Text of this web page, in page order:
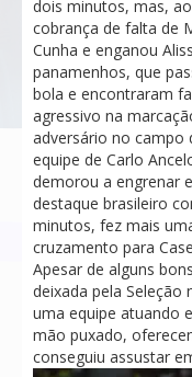
dois minutos, mas,
cobrança de falta de
Cunha e enganou
panamenhos, que
bola e encontraram
agressivo na
adversário no campo
equipe de Carlo
demorou a engrenar
destaque brasileiro
minutos, fez mais
cruzamento para
Apesar de alguns
deixada pela
uma equipe atuando
mão puxado,
conseguiu assustar